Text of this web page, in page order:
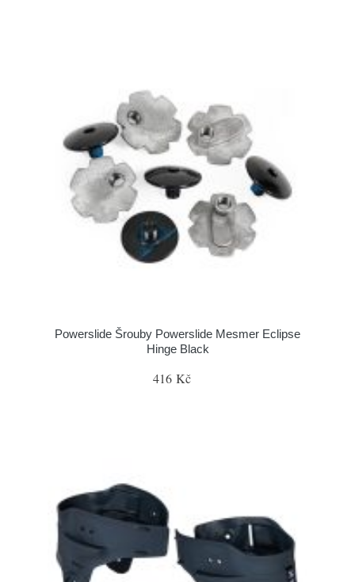
Powerslide Šrouby Powerslide Mesmer Eclipse
Hinge Black
416 Kč